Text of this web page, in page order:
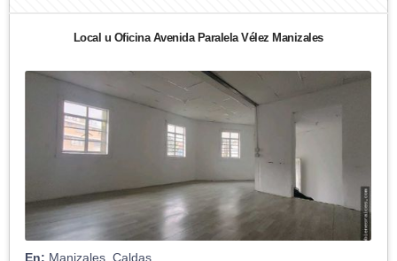
Local u Oficina Avenida Paralela Vélez Manizales
En: Manizales, Caldas